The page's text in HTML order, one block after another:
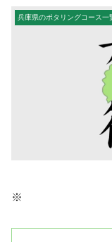
兵庫県のポタリングコース一
※